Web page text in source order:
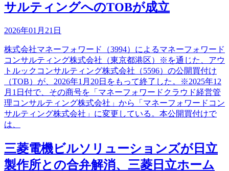
サルティングへのTOBが成立
2026年01月21日
株式会社マネーフォワード（3994）によるマネーフォワード
コンサルティング株式会社（東京都港区）※を通じた、アウ
トルックコンサルティング株式会社（5596）の公開買付け
（TOB）が、2026年1月20日をもって終了した。※2025年12
月1日付で、その商号を「マネーフォワードクラウド経営管
理コンサルティング株式会社」から「マネーフォワードコン
サルティング株式会社」に変更している。本公開買付けで
は、
三菱電機ビルソリューションズが日立
製作所との合弁解消、三菱日立ホーム